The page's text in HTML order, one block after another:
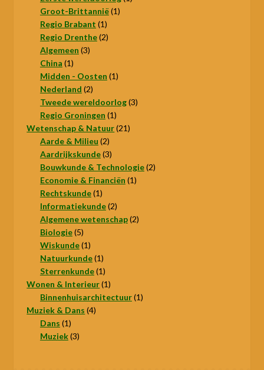
Groot-Brittannië 11
Regio Brabant 11
product
Regio Drenthe 22
Algemeen 33
China 11
product
Midden - Oosten 11
Nederland 22
producten
Tweede wereldoorlog 33
Regio Groningen 11
product
Wetenschap & Natuur 2121
Aarde & Milieu 22
producten
Aardrijkskunde 33
producten
Bouwkunde & Technologie 22
Economie & Financiën 11
Rechtskunde 11
product
Informatiekunde 22
producten
Algemene wetenschap 22
Biologie 55
producten
Wiskunde 11
product
Natuurkunde 11
product
Sterrenkunde 11
product
Wonen & Interieur 11
product
Binnenhuisarchitectuur 11
Muziek & Dans 44
Dans 11
product
Muziek 33